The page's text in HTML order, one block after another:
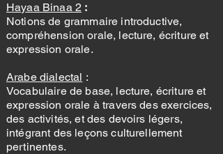
Hayaa Binaa 2 :
Notions de grammaire introductive,
compréhension orale, lecture, écriture et
expression orale.
Arabe dialectal :
Vocabulaire de base, lecture, écriture et
expression orale à travers des exercices,
des activités, et des devoirs légers,
intégrant des leçons culturellement
pertinentes.